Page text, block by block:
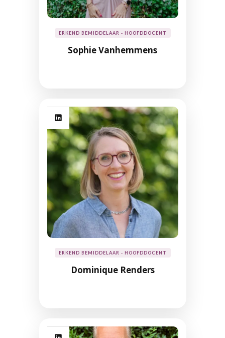
ERKEND BEMIDDELAAR - HOOFDDOCENT
Sophie Vanhemmens
ERKEND BEMIDDELAAR - HOOFDDOCENT
Dominique Renders